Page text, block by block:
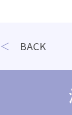
投
稿
BACK